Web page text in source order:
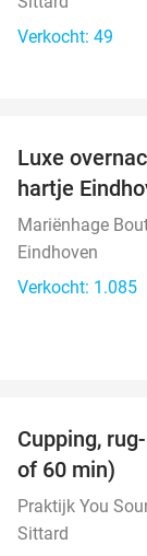
Verkocht: 49
Luxe
hartje
Mariënhage
Eindhoven
Verkocht: 1.085
Cupping,
of 60 min)
Praktijk You
Sittard